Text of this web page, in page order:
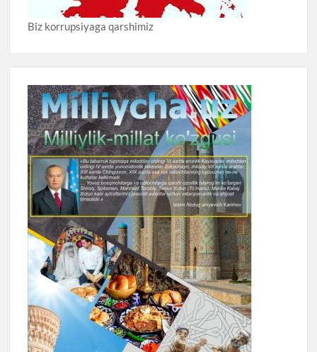
Biz korrupsiyaga qarshimiz